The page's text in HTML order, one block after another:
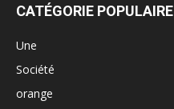
CATÉGORIE POPULAIRE
Une
Société
orange